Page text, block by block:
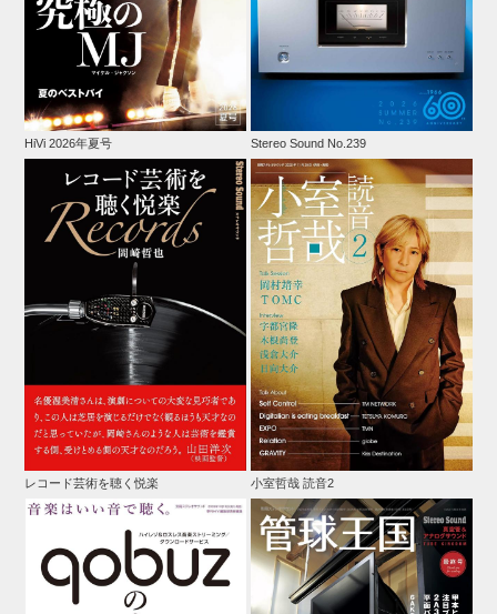
HiVi 2026年夏号 Stereo Sound No.239
レコード芸術を聴く悦楽 小室哲哉 読音2